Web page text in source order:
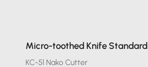
Micro-toothed Knife Standard
KC-5l Nako Cutter